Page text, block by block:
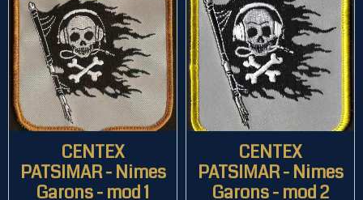
CENTEX
PATSIMAR - Nimes
Garons - mod 1
CENTEX
PATSIMAR - Nimes
Garons - mod 2